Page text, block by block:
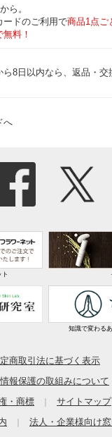
ら。
ードのご利用で商品1点ご
無料！
ら8日以内なら、返品・交
へ
ト
知識で変わる
商取引法に基づく表示
報保護の取組みについて
・商標
｜
サイトマップ
｜
法人・企業様向け窓